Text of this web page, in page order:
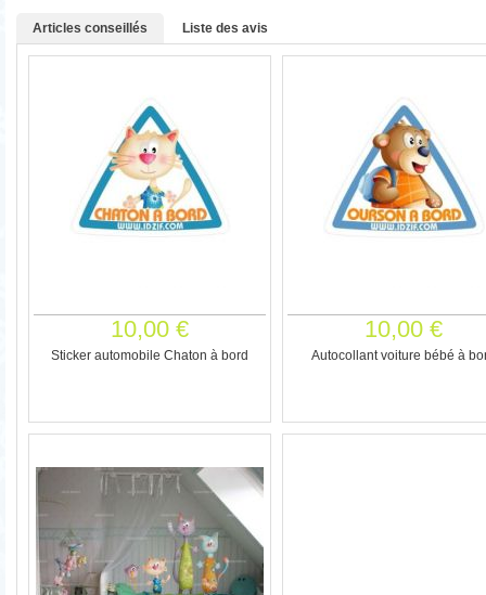
Articles conseillés Liste des avis
10,00 €
Sticker automobile Chaton à bord
10,00 €
Autocollant voiture bébé à